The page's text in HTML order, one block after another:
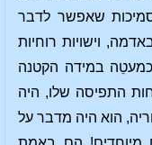
שאפשר לדבר
וישויות רוחיות
במידה הקטנה
התפיסה שלו, היה
הוא היה מדבר על